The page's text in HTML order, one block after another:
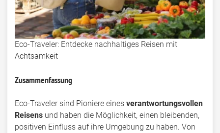
Eco-Traveler: Entdecke nachhaltiges Reisen mit
Achtsamkeit
Zusammenfassung
Eco-Traveler sind Pioniere eines verantwortungsvollen
Reisens und haben die Möglichkeit, einen bleibenden,
positiven Einfluss auf ihre Umgebung zu haben. Von